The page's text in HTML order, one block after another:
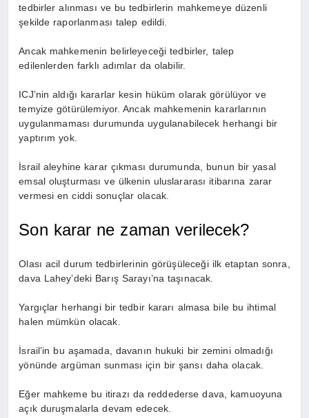
tedbirler alınması ve bu tedbirlerin mahkemeye düzenli
şekilde raporlanması talep edildi.
Ancak mahkemenin belirleyeceği tedbirler, talep
edilenlerden farklı adımlar da olabilir.
ICJ’nin aldığı kararlar kesin hüküm olarak görülüyor ve
temyize götürülemiyor. Ancak mahkemenin kararlarının
uygulanmaması durumunda uygulanabilecek herhangi bir
yaptırım yok.
İsrail aleyhine karar çıkması durumunda, bunun bir yasal
emsal oluşturması ve ülkenin uluslararası itibarına zarar
vermesi en ciddi sonuçlar olacak.
Son karar ne zaman verilecek?
Olası acil durum tedbirlerinin görüşüleceği ilk etaptan sonra,
dava Lahey’deki Barış Sarayı’na taşınacak.
Yargıçlar herhangi bir tedbir kararı almasa bile bu ihtimal
halen mümkün olacak.
İsrail’in bu aşamada, davanın hukuki bir zemini olmadığı
yönünde argüman sunması için bir şansı daha olacak.
Eğer mahkeme bu itirazı da reddederse dava, kamuoyuna
açık duruşmalarla devam edecek.